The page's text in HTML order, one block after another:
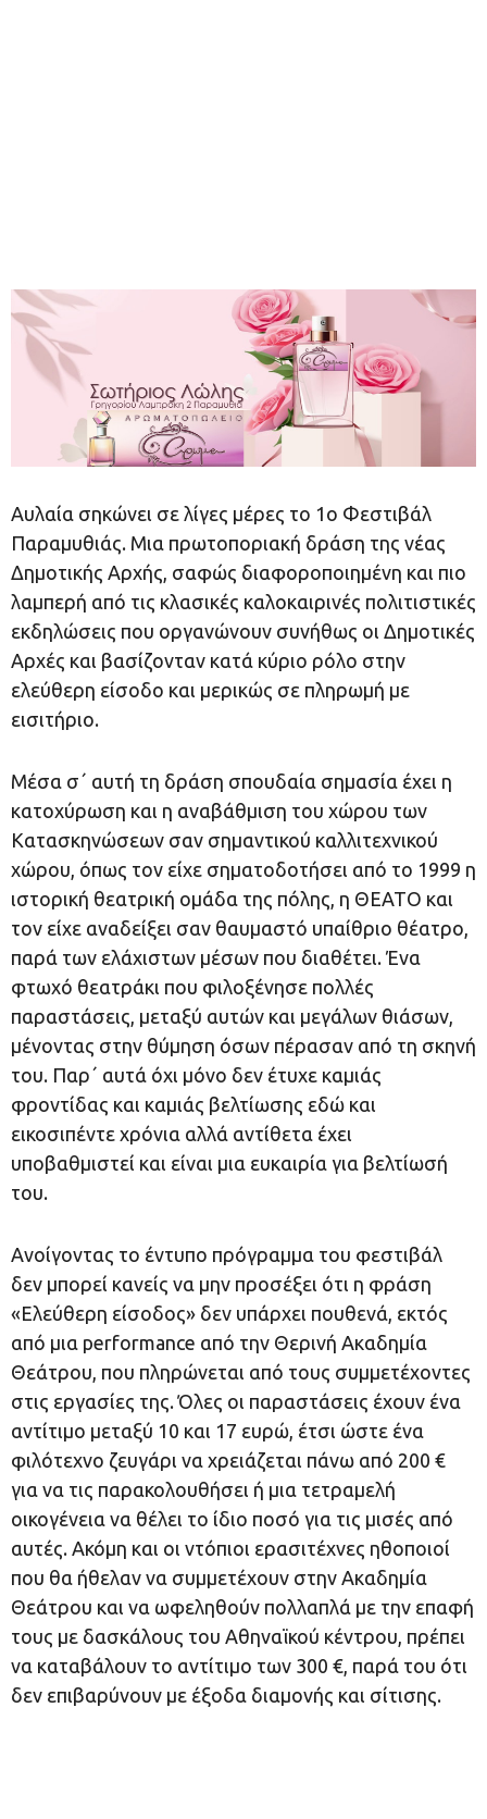
Αυλαία σηκώνει σε λίγες μέρες το 1ο Φεστιβάλ
Παραμυθιάς. Μια πρωτοποριακή δράση της νέας
Δημοτικής Αρχής, σαφώς διαφοροποιημένη και πιο
λαμπερή από τις κλασικές καλοκαιρινές πολιτιστικές
εκδηλώσεις που οργανώνουν συνήθως οι Δημοτικές
Αρχές και βασίζονταν κατά κύριο ρόλο στην
ελεύθερη είσοδο και μερικώς σε πληρωμή με
εισιτήριο.
Μέσα σ΄ αυτή τη δράση σπουδαία σημασία έχει η
κατοχύρωση και η αναβάθμιση του χώρου των
Κατασκηνώσεων σαν σημαντικού καλλιτεχνικού
χώρου, όπως τον είχε σηματοδοτήσει από το 1999 η
ιστορική θεατρική ομάδα της πόλης, η ΘΕΑΤΟ και
τον είχε αναδείξει σαν θαυμαστό υπαίθριο θέατρο,
παρά των ελάχιστων μέσων που διαθέτει. Ένα
φτωχό θεατράκι που φιλοξένησε πολλές
παραστάσεις, μεταξύ αυτών και μεγάλων θιάσων,
μένοντας στην θύμηση όσων πέρασαν από τη σκηνή
του. Παρ΄ αυτά όχι μόνο δεν έτυχε καμιάς
φροντίδας και καμιάς βελτίωσης εδώ και
εικοσιπέντε χρόνια αλλά αντίθετα έχει
υποβαθμιστεί και είναι μια ευκαιρία για βελτίωσή
του.
Ανοίγοντας το έντυπο πρόγραμμα του φεστιβάλ
δεν μπορεί κανείς να μην προσέξει ότι η φράση
«Ελεύθερη είσοδος» δεν υπάρχει πουθενά, εκτός
από μια performance από την Θερινή Ακαδημία
Θεάτρου, που πληρώνεται από τους συμμετέχοντες
στις εργασίες της. Όλες οι παραστάσεις έχουν ένα
αντίτιμο μεταξύ 10 και 17 ευρώ, έτσι ώστε ένα
φιλότεχνο ζευγάρι να χρειάζεται πάνω από 200 €
για να τις παρακολουθήσει ή μια τετραμελή
οικογένεια να θέλει το ίδιο ποσό για τις μισές από
αυτές. Ακόμη και οι ντόπιοι ερασιτέχνες ηθοποιοί
που θα ήθελαν να συμμετέχουν στην Ακαδημία
Θεάτρου και να ωφεληθούν πολλαπλά με την επαφή
τους με δασκάλους του Αθηναϊκού κέντρου, πρέπει
να καταβάλουν το αντίτιμο των 300 €, παρά του ότι
δεν επιβαρύνουν με έξοδα διαμονής και σίτισης.